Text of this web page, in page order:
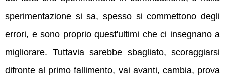
sperimentazione si sa, spesso si commettono degli
errori, e sono proprio quest'ultimi che ci insegnano a
migliorare. Tuttavia sarebbe sbagliato, scoraggiarsi
difronte al primo fallimento, vai avanti, cambia, prova